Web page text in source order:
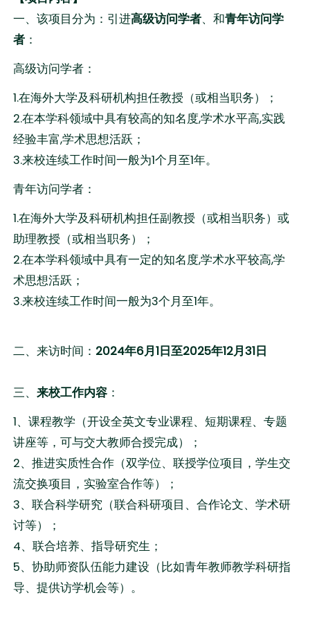
一、该项目分为：引进高级访问学者、和青年访问学
者 ：
高级访问学者：
1.在海外大学及科研机构担任教授（或相当职务）；
2.在本学科领域中具有较高的知名度,学术水平高,实践
经验丰富,学术思想活跃；
3.来校连续工作时间一般为1个月至1年。
青年访问学者：
1.在海外大学及科研机构担任副教授（或相当职务）或
助理教授（或相当职务）；
2.在本学科领域中具有一定的知名度,学术水平较高,学
术思想活跃；
3.来校连续工作时间一般为3个月至1年。
二、来访时间： 2024年6月1日至2025年12月31日
三、来校工作内容 ：
1、课程教学（开设全英文专业课程、短期课程、专题
讲座等，可与交大教师合授完成）；
2、推进实质性合作（双学位、联授学位项目，学生交
流交换项目，实验室合作等）；
3、联合科学研究（联合科研项目、合作论文、学术研
讨等）；
4、联合培养、指导研究生；
5、协助师资队伍能力建设（比如青年教师教学科研指
导、提供访学机会等）。